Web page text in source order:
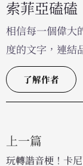
索菲亞磕磕
相信每一個偉大
度的文字，連結
了解作者
上一篇